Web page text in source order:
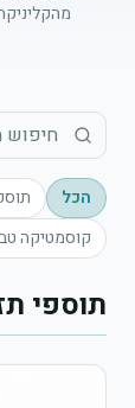
מהקליניקה
הכל
קוסמטיקה
תוספי